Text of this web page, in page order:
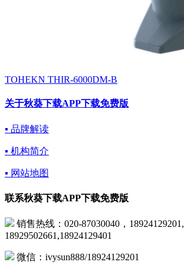
TOHEKN THIR-6000DM-B
关于秋葵下载APP下载免费版
▪ 品牌解读
▪ 机构简介
▪ 网站地图
联系秋葵下载APP下载免费版
销售热线：020-87030040，18924129201,
18929502661,18924129401
微信：ivysun888/18924129201